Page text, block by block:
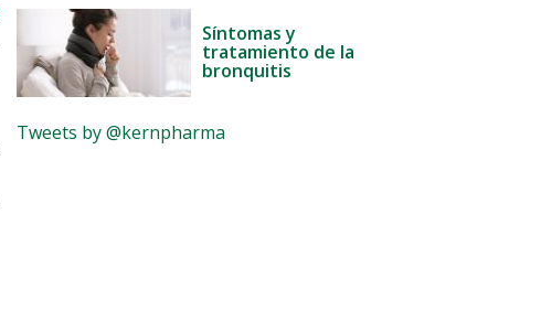
views
Síntomas y
tratamiento de la
bronquitis
Tweets by @kernpharma